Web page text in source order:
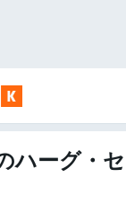
ハーグ・